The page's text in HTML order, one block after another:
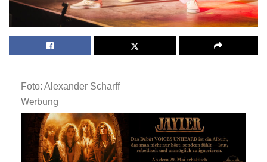
Foto: Alexander Scharff
Werbung